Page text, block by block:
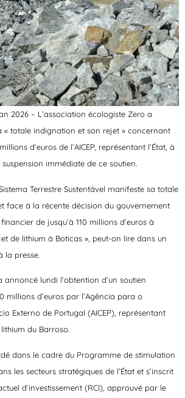
2026 – L’association écologiste Zero a
« totale indignation et son rejet » concernant
d’euros de l’AICEP, représentant l’État, à
immédiate de ce soutien.
Terrestre Sustentável manifeste sa totale
face à la récente décision du gouvernement
de jusqu’à 110 millions d’euros à
de lithium à Boticas », peut-on lire dans un
la presse.
annoncé lundi l’obtention d’un soutien
millions d’euros par l’Agência para o
Externo de Portugal (AICEP), représentant
du Barroso.
dans le cadre du Programme de stimulation
les secteurs stratégiques de l’État et s’inscrit
d’investissement (RCI), approuvé par le